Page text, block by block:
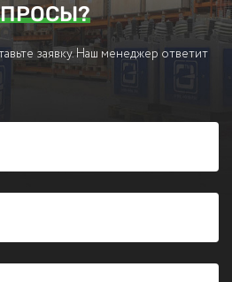
заявку. Наш менеджер ответит